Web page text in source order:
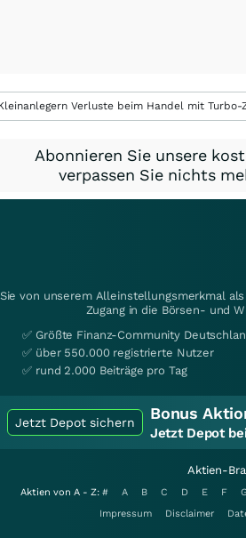
Verluste beim Handel mit
Abonnieren Sie unsere
verpassen Sie nichts
von unserem Alleinstellungsmerkmal
Zugang in die Börsen- und
✅ Größte Finanz-Community
✅ über 550.000 registrierte Nutzer
✅ rund 2.000 Beiträge pro Tag
Jetzt Depot sichern Bonus
Jetzt Depot
Aktien-
Aktien von A - Z: # A B C D E F G
Impressum
Disclaimer